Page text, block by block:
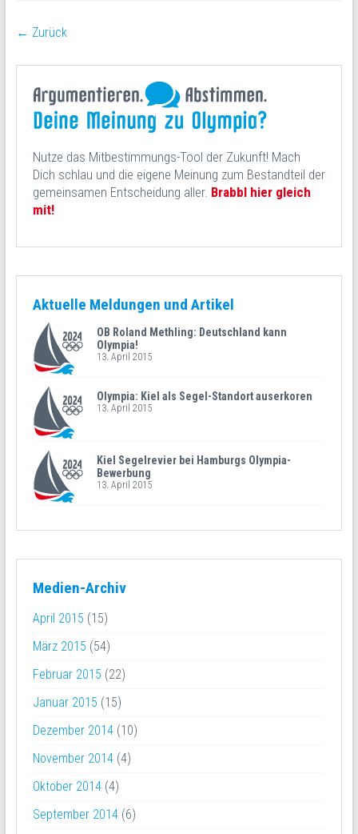
← Zurück
Nutze das Mitbestimmungs-Tool der Zukunft! Mach
Dich schlau und die eigene Meinung zum Bestandteil der
gemeinsamen Entscheidung aller. Brabbl hier gleich
mit!
Aktuelle Meldungen und Artikel
OB Roland Methling: Deutschland kann
Olympia!
13. April 2015
Olympia: Kiel als Segel-Standort auserkoren
13. April 2015
Kiel Segelrevier bei Hamburgs Olympia-
Bewerbung
13. April 2015
Medien-Archiv
April 2015 (15)
März 2015 (54)
Februar 2015 (22)
Januar 2015 (15)
Dezember 2014(10)
November 2014(4)
Oktober 2014(4)
September 2014(6)